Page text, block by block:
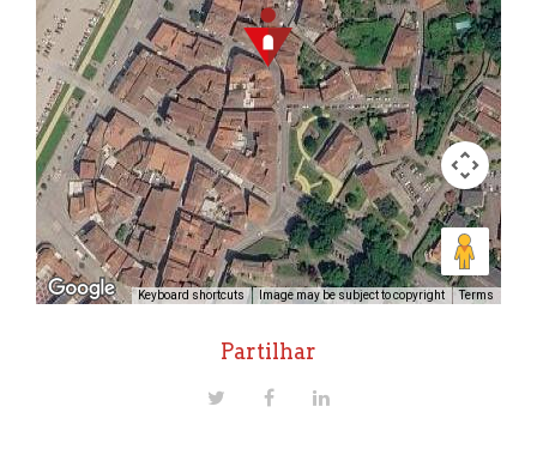
Keyboard shortcuts Image may be subject to copyright Terms
Partilhar